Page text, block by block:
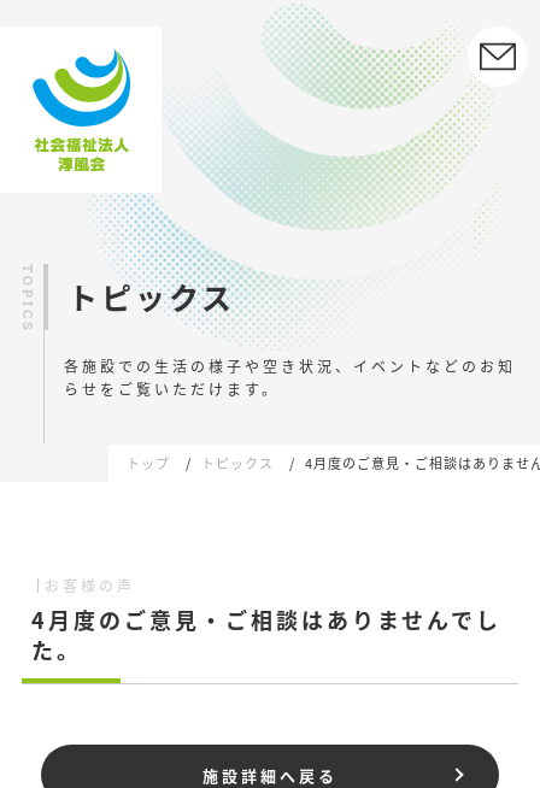
トピックス
各施設での生活の様子や空き状況、イベントなどの お知
らせをご覧いただけます。
トップ トピックス 4月度のご意見・ご相談はありませ
お客様の声
4月度のご意見・ご相談はありませんでし
た。
施設詳細へ戻る